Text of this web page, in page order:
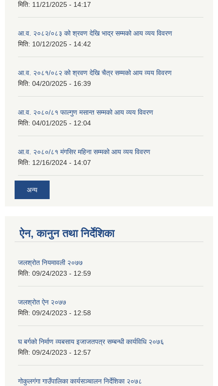
मिति: 11/21/2025 - 14:17
आ.व. २०८२/०८३ को श्रवण देखि भाद्र सम्मको आय व्यय विवरण
मिति: 10/12/2025 - 14:42
आ.व. २०८१/०८२ को श्रवण देखि चैत्र सम्मको आय व्यय विवरण
मिति: 04/20/2025 - 16:39
आ.व. २०८०/८१ फाल्गुण मसान्त सम्मको आय व्यय विवरण
मिति: 04/01/2025 - 12:04
आ.व. २०८०/८१ मंगसिर महिना सम्मको आय व्यय विवरण
मिति: 12/16/2024 - 14:07
अन्य
ऐन, कानुन तथा निर्देशिका
जलश्रोत नियमावली २०७७
मिति: 09/24/2023 - 12:59
जलश्रोत ऐन २०७७
मिति: 09/24/2023 - 12:58
घ बर्गको निर्माण व्यबसाय इजाजतपत्र सम्बन्धी कार्यविधि २०७६
मिति: 09/24/2023 - 12:57
गोकुलगंगा गाउँपालिका कार्यसञ्चालन निर्देशिका २०७८